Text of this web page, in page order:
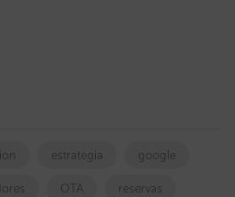
estrategia google
OTA reservas